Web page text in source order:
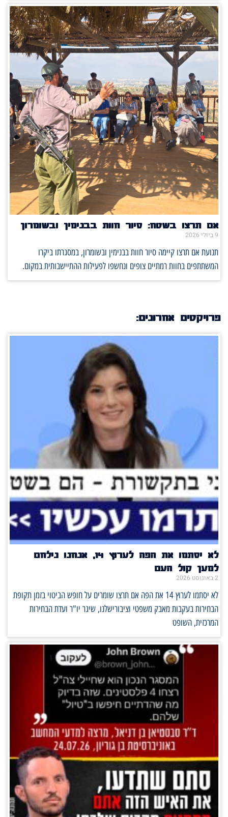
אם תרצו בשטח: סיור חוות בבנימין ובשומרון
9 ביולי 2026
תנועת אם תרצו קיימה סיור חוות בבנימין ובשומרון, במסגרתו ביקרו
המשתתפים בחוות רמתיים צופים ונחשפו לפעילות ההתיישבותית במקום.
פרויקטים אחרונים:
לא יסתמו את הפה לערוץ 14, אנחנו נילחם
למען קול העם
2 באוגוסט 2026
לא יסתמו לערוץ 14 את הפה אם תרצו שומרים על חופש הביטוי בזמן תקופת
הבחירות בעקבות מאבק משפטי וציבורישלנו, שיגר יו"ר ועדת הבחירות
המרכזית, השופט